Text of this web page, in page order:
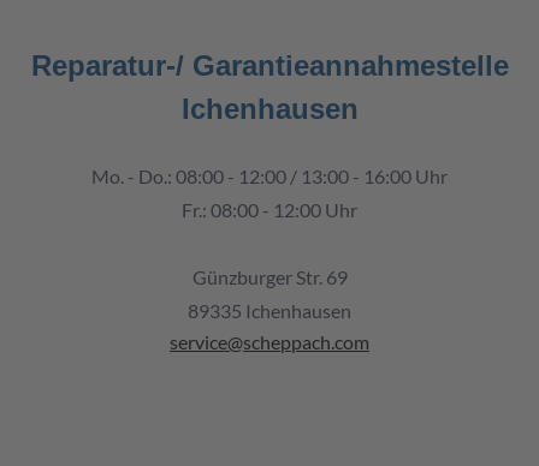
Reparatur-/ Garantieannahmestelle
Ichenhausen
Mo. - Do.: 08:00 - 12:00 / 13:00 - 16:00 Uhr
Fr.: 08:00 - 12:00 Uhr
Günzburger Str. 69
89335 Ichenhausen
service@scheppach.com